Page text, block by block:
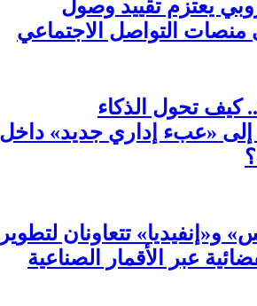
يعتزم تقييد وصول
منصات التواصل الاجتماعي
كيف تحول الذكاء
إلى «عبء إداري جديد» داخل
تتعاونان لتطوير
عبر الأقمار الصناعية